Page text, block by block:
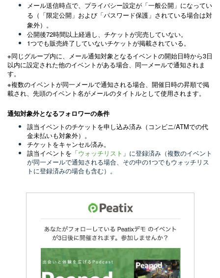
メール送信時点で、 プライバシー設定が「一般公開」になってい
る （「限定公開」および「パスワード保護」されている場合は対
象外）。
公開後72時間以上経過し、チケットが完売していない。
1つでも販売終了していないチケットが掲載されている。
※同じグループ内に、メール通知対象となるイベントの開始日時から3日
以内に設定された他のイベントがある場合、同一メールで通知されま
す。
※複数のイベントが同一メールで通知される場合、開催日時の昇順で掲
載され、先頭のイベント名がメールのタイトルとして使用されます。
通知対象外となるフォロワーの条件
該当イベントのチケットを申し込み済み（コンビニ/ATMでの代
金未払いも対象外）。
チケットをキャンセル済み。
該当イベントを 「ウォッチリスト 」に登録済み（複数のイベント
が同一メールで通知される場合、その中の1つでもウォッチリス
トに登録済みの場合も含む）。